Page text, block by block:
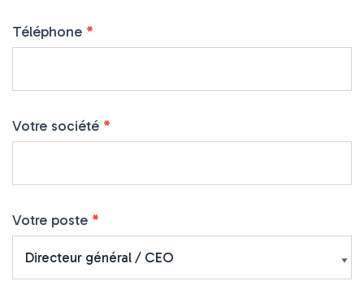
Téléphone *
Votre société *
Votre poste *